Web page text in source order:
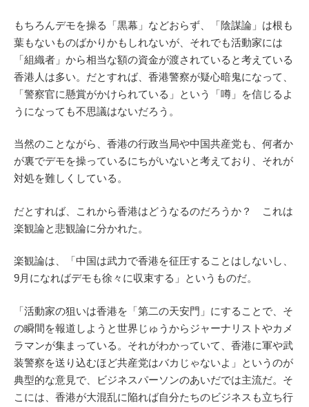
もちろんデモを操る「黒幕」などおらず、「陰謀論」は根も
葉もないものばかりかもしれないが、それでも活動家には
「組織者」から相当な額の資金が渡されていると考えている
香港人は多い。だとすれば、香港警察が疑心暗鬼になって、
「警察官に懸賞がかけられている」という「噂」を信じるよ
うになっても不思議はないだろう。
当然のことながら、香港の行政当局や中国共産党も、何者か
が裏でデモを操っているにちがいないと考えており、それが
対処を難しくしている。
だとすれば、これから香港はどうなるのだろうか？ これは
楽観論と悲観論に分かれた。
楽観論は、「中国は武力で香港を征圧することはしないし、
9月になればデモも徐々に収束する」というものだ。
「活動家の狙いは香港を「第二の天安門」にすることで、そ
の瞬間を報道しようと世界じゅうからジャーナリストやカメ
ラマンが集まっている。それがわかっていて、香港に軍や武
装警察を送り込むほど共産党はバカじゃないよ」というのが
典型的な意見で、ビジネスパーソンのあいだでは主流だ。そ
こには、香港が大混乱に陥れば自分たちのビジネスも立ち行